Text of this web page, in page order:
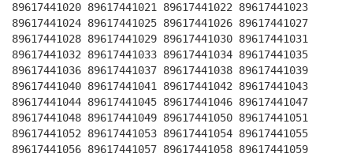
89617441020 89617441021 89617441022 89617441023
89617441024 89617441025 89617441026 89617441027
89617441028 89617441029 89617441030 89617441031
89617441032 89617441033 89617441034 89617441035
89617441036 89617441037 89617441038 89617441039
89617441040 89617441041 89617441042 89617441043
89617441044 89617441045 89617441046 89617441047
89617441048 89617441049 89617441050 89617441051
89617441052 89617441053 89617441054 89617441055
89617441056 89617441057 89617441058 89617441059